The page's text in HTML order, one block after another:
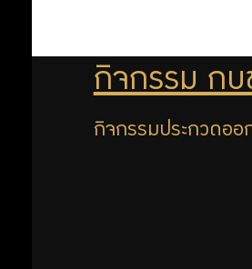
กิจกรรม กบ
กิจกรรมประกวดออ